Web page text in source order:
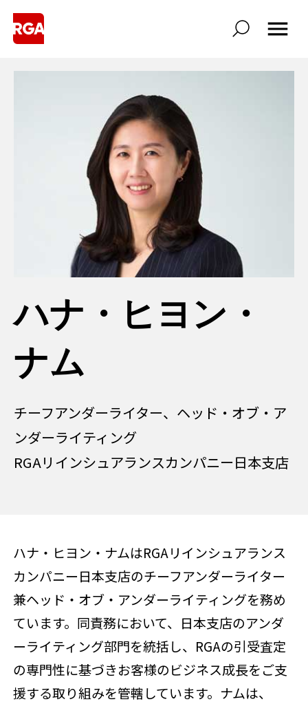
ハナ・ヒヨン・
ナム
チーフアンダーライター、ヘッド・オブ・ア
ンダーライティング
RGAリインシュアランスカンパニー日本支店
ハナ・ヒヨン・ナムはRGAリインシュアランス
カンパニー日本支店のチーフアンダーライター
兼ヘッド・オブ・アンダーライティングを務め
ています。同責務において、日本支店のアンダ
ーライティング部門を統括し、RGAの引受査定
の専門性に基づきお客様のビジネス成長をご支
援する取り組みを管轄しています。ナムは、